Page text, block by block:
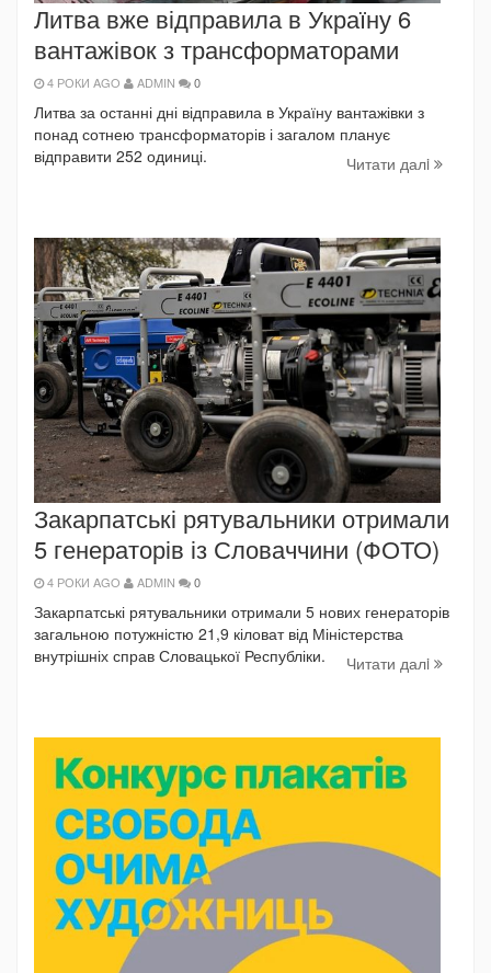
Литва вже відправила в Україну 6
вантажівок з трансформаторами
4 РОКИ AGO ADMIN 0
Литва за останні дні відправила в Україну вантажівки з
понад сотнею трансформаторів і загалом планує
відправити 252 одиниці.
Читати далi
Закарпатські рятувальники отримали
5 генераторів із Словаччини (ФОТО)
4 РОКИ AGO ADMIN 0
Закарпатські рятувальники отримали 5 нових генераторів
загальною потужністю 21,9 кіловат від Міністерства
внутрішніх справ Словацької Республіки.
Читати далi